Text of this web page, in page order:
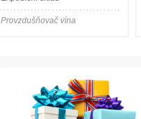
Provzdušňovač vína